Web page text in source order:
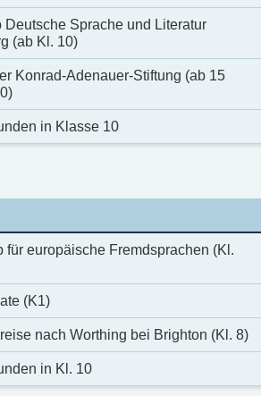
Deutsche Sprache und Literatur
(ab Kl. 10)
Konrad-Adenauer-Stiftung (ab 15
in Klasse 10
für europäische Fremdsprachen (Kl.
(K1)
nach Worthing bei Brighton (Kl. 8)
in Kl. 10